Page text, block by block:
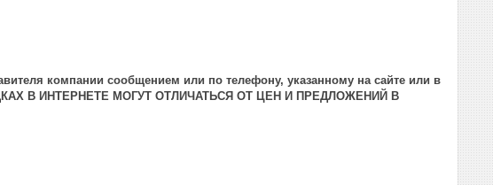
компании сообщением или по телефону, указанному на сайте или в
В ИНТЕРНЕТЕ МОГУТ ОТЛИЧАТЬСЯ ОТ ЦЕН И ПРЕДЛОЖЕНИЙ В